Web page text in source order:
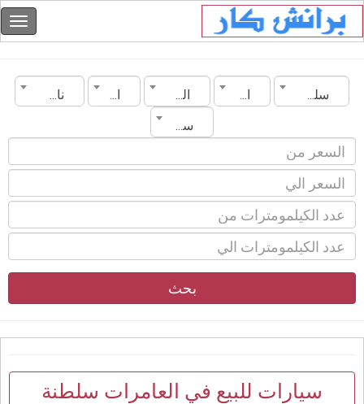
سلطنة عمان العامرات الماركة الموديل
ناقل الحركة
سنة الصنع
بحث
سيارات للبيع في العامرات سلطنة